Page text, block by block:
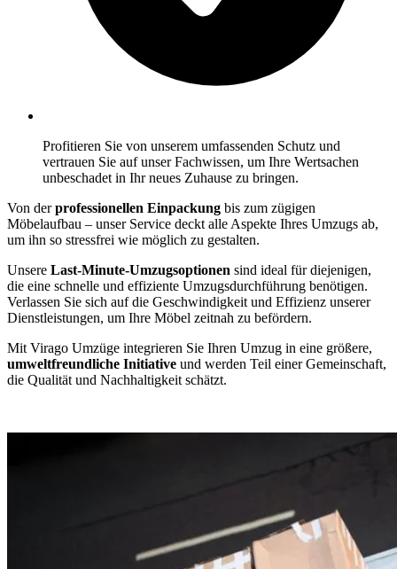
Profitieren Sie von unserem umfassenden Schutz und
vertrauen Sie auf unser Fachwissen, um Ihre Wertsachen
unbeschadet in Ihr neues Zuhause zu bringen.
Von derprofessionellen Einpackung bis zum zügigen
Möbelaufbau – unser Service deckt alle Aspekte Ihres Umzugs ab,
um ihn so stressfrei wie möglich zu gestalten.
Unsere Last-Minute-Umzugsoptionen sind ideal für diejenigen,
die eine schnelle und effiziente Umzugsdurchführung benötigen.
Verlassen Sie sich auf die Geschwindigkeit und Effizienz unserer
Dienstleistungen, um Ihre Möbel zeitnah zu befördern.
Mit Virago Umzüge integrieren Sie Ihren Umzug in eine größere,
umweltfreundliche Initiative und werden Teil einer Gemeinschaft,
die Qualität und Nachhaltigkeit schätzt.